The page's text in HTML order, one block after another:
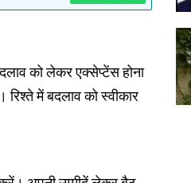
को लेकर एक्सेप्टेंस होना
में बदलाव को स्वीकार